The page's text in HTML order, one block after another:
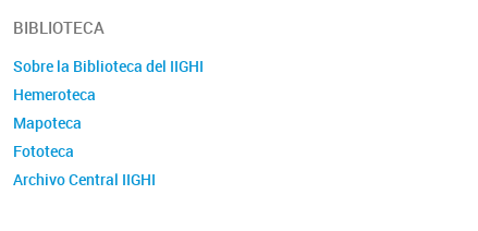
Comité de evaluación de
CPA
Convocatorias
BIBLIOTECA
Sobre la Biblioteca del IIGHI
Hemeroteca
Mapoteca
Fototeca
Archivo Central IIGHI